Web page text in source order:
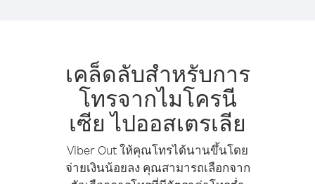
เคล็ดลับสำหรับการ
โทรจากไมโครนี
เซีย ไปออสเตรเลีย
Viber Out ให้คุณโทรได้นานขึ้นโดย
จ่ายเงินน้อยลง คุณสามารถเลือกจาก